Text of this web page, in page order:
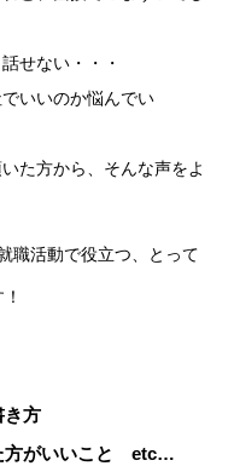
せない・・・
いいのか悩んでい
た方から、そんな声をよ
職活動で役立つ、とって
き方
方がいいこと etc…